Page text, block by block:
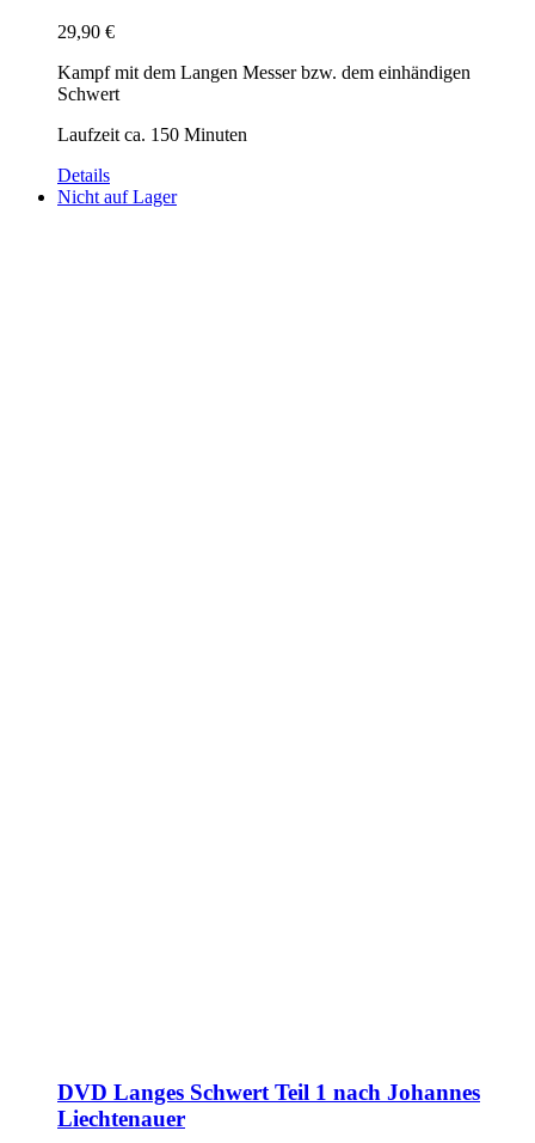
29,90 €
Kampf mit dem Langen Messer bzw. dem einhändigen
Schwert
Laufzeit ca. 150 Minuten
Details
Nicht auf Lager
DVD Langes Schwert Teil 1 nach Johannes
Liechtenauer